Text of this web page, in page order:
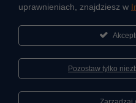
ŹRÓDŁA CIEPŁA
Mapa sieci ciepłowniczej
KIERUNKI ROZWOJU SIECI
CO TO JEST KOGENERACJA
uprawnieniach, znajdziesz w
Pozostaw tylko